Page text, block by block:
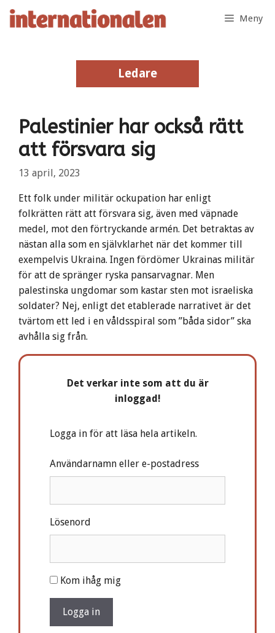
Hoppa
Meny
Ledare
Ledare
Palestinier har också rätt
att försvara sig
13 april, 2023
Ett folk under militär ockupation har enligt
folkrätten rätt att försvara sig, även med väpnade
medel, mot den förtryckande armén. Det betraktas av
nästan alla som en självklarhet när det kommer till
exempelvis Ukraina. Ingen fördömer Ukrainas militär
för att de spränger ryska pansarvagnar. Men
palestinska ungdomar som kastar sten mot israeliska
soldater? Nej, enligt det etablerade narrativet är det
tvärtom ett led i en våldsspiral som ”båda sidor” ska
avhålla sig från.
Det verkar inte som att du är
inloggad!
Logga in för att läsa hela artikeln.
Användarnamn eller e-postadress
Lösenord
A
l
e
Kom ihåg mig
Logga in